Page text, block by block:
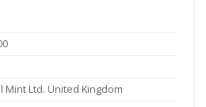
Mint Ltd. United Kingdom